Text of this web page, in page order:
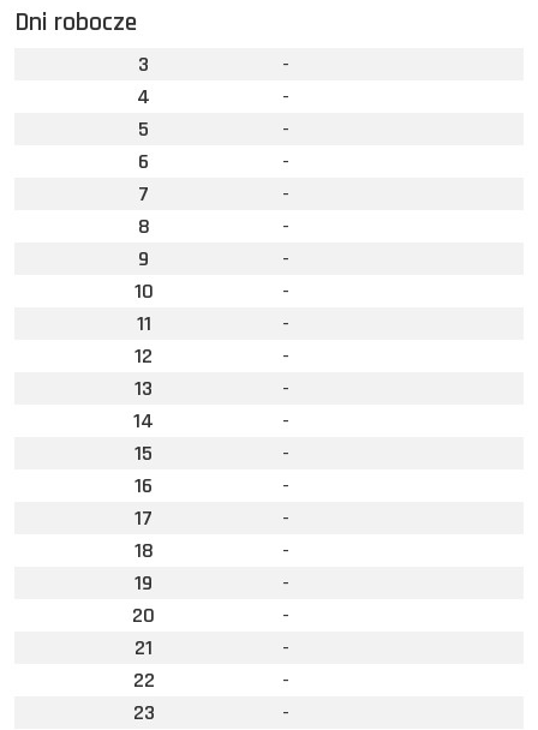
Dni robocze
3
-
4
-
5
-
6
-
7
-
8
-
9
-
10
-
11
-
12
-
13
-
14
-
15
-
16
-
17
-
18
-
19
-
20
-
21
-
22
-
23
-